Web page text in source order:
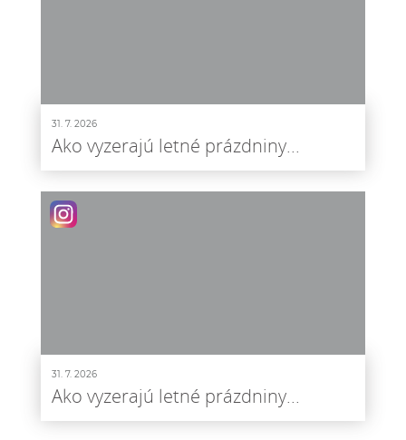
31. 7. 2026
Ako vyzerajú letné prázdniny...
31. 7. 2026
Ako vyzerajú letné prázdniny...